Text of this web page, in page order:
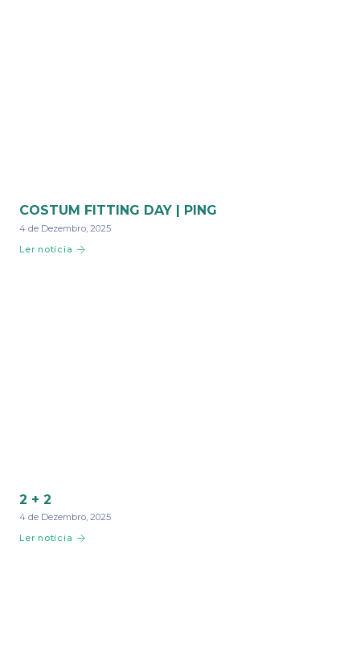
COSTUM FITTING DAY | PING
4 de Dezembro, 2025
Ler notícia
2 + 2
4 de Dezembro, 2025
Ler notícia